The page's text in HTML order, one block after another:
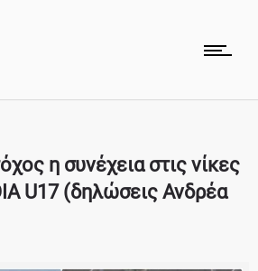
η συνέχεια στις νίκες
U17 (δηλώσεις Ανδρέα